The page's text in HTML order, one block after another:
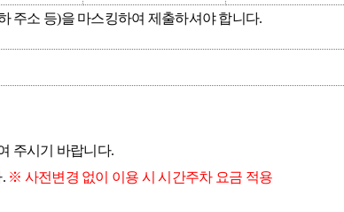
주소 등)을 마스킹하여 제출하셔야 합니다.
주시기 바랍니다.
※ 사전변경 없이 이용 시 시간주차 요금 적용